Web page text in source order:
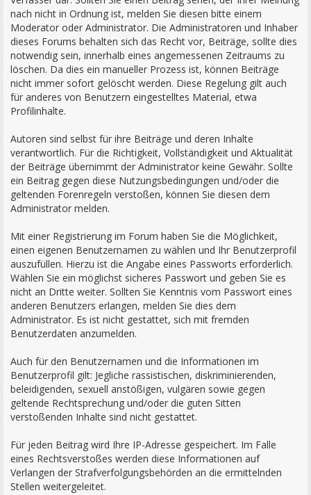
nach nicht in Ordnung ist, melden Sie diesen bitte einem
Moderator oder Administrator. Die Administratoren und Inhaber
dieses Forums behalten sich das Recht vor, Beiträge, sollte dies
notwendig sein, innerhalb eines angemessenen Zeitraums zu
löschen. Da dies ein manueller Prozess ist, können Beiträge
nicht immer sofort gelöscht werden. Diese Regelung gilt auch
für anderes von Benutzern eingestelltes Material, etwa
Profilinhalte.
Autoren sind selbst für ihre Beiträge und deren Inhalte
verantwortlich. Für die Richtigkeit, Vollständigkeit und Aktualität
der Beiträge übernimmt der Administrator keine Gewähr. Sollte
ein Beitrag gegen diese Nutzungsbedingungen und/oder die
geltenden Forenregeln verstoßen, können Sie diesen dem
Administrator melden.
Mit einer Registrierung im Forum haben Sie die Möglichkeit,
einen eigenen Benutzernamen zu wählen und Ihr Benutzerprofil
auszufüllen. Hierzu ist die Angabe eines Passworts erforderlich.
Wählen Sie ein möglichst sicheres Passwort und geben Sie es
nicht an Dritte weiter. Sollten Sie Kenntnis vom Passwort eines
anderen Benutzers erlangen, melden Sie dies dem
Administrator. Es ist nicht gestattet, sich mit fremden
Benutzerdaten anzumelden.
Auch für den Benutzernamen und die Informationen im
Benutzerprofil gilt: Jegliche rassistischen, diskriminierenden,
beleidigenden, sexuell anstößigen, vulgären sowie gegen
geltende Rechtsprechung und/oder die guten Sitten
verstoßenden Inhalte sind nicht gestattet.
Für jeden Beitrag wird Ihre IP-Adresse gespeichert. Im Falle
eines Rechtsverstoßes werden diese Informationen auf
Verlangen der Strafverfolgungsbehörden an die ermittelnden
Stellen weitergeleitet.